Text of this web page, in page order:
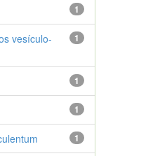
1
1
vesículo-
1
1
1